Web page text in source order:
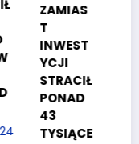
TESTY
NOŚCIO
WE DLA
KANDYD
ATÓW
POLICJI